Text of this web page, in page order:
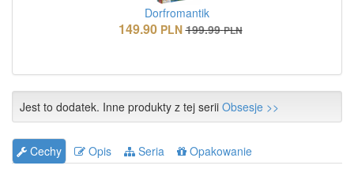
Dorfromantik
149.90 PLN 199.99 PLN
Jest to dodatek. Inne produkty z tej serii Obsesje >>
Cechy Opis Seria
Opakowanie